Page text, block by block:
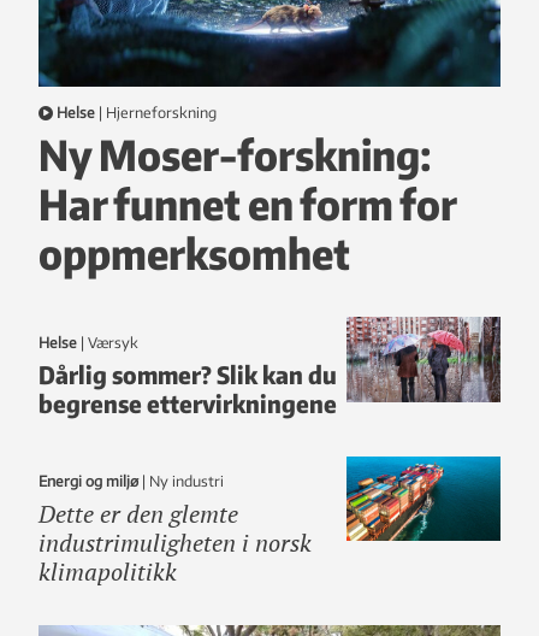
Helse | hjerneforskning
Ny Moser-forskning:
Har funnet en form for
oppmerksomhet
Helse | Værsyk
Dårlig sommer? Slik kan du
begrense ettervirkningene
Energi og miljø | ny industri
Dette er den glemte
industrimuligheten i norsk
klimapolitikk